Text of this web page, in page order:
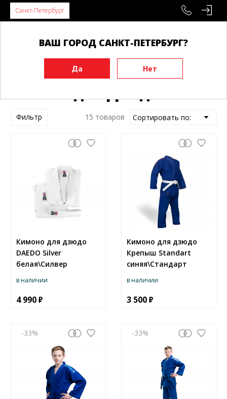
Санкт-Петербург
ВАШ ГОРОД САНКТ-ПЕТЕРБУРГ?
Главная Экипировка
Кимоно
Кимоно для Дзюдо
Фильтр 15 товаров
Кимоно для дзюдо
DAEDO Silver
белая\Силвер
в наличии
4 990
Кимоно для дзюдо
Крепыш Standart
синяя\Стандарт
в наличии
3 500
-33 -33